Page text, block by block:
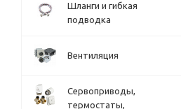
Шланги и гибкая
подводка
Вентиляция
Сервоприводы,
термостаты,